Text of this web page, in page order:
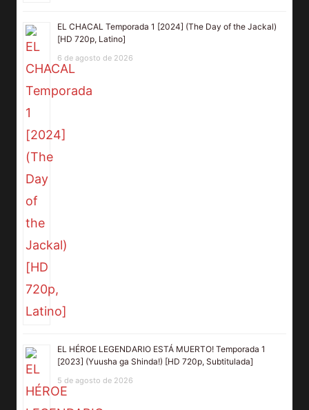
EL CHACAL Temporada 1 [2024] (The Day of the Jackal)
[HD 720p, Latino]
6 de agosto de 2026
EL HÉROE LEGENDARIO ESTÁ MUERTO! Temporada 1
[2023] (Yuusha ga Shinda!) [HD 720p, Subtitulada]
5 de agosto de 2026